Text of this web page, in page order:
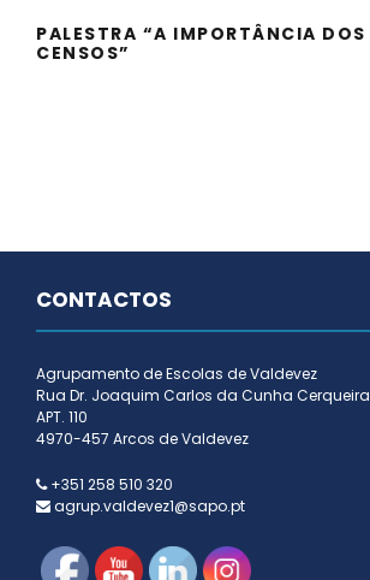
PALESTRA “A IMPORTÂNCIA DOS
CENSOS”
CONTACTOS
Agrupamento de Escolas de Valdevez
Rua Dr. Joaquim Carlos da Cunha Cerqueira
APT. 110
4970-457 Arcos de Valdevez
+351 258 510 320
agrup.valdevez1@sapo.pt